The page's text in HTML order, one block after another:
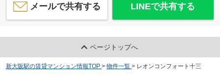
メールで共有する LINEで共有する
ページトップへ
新大阪駅の賃貸マンション情報TOP > 物件一覧 > レオンコンフォート十三